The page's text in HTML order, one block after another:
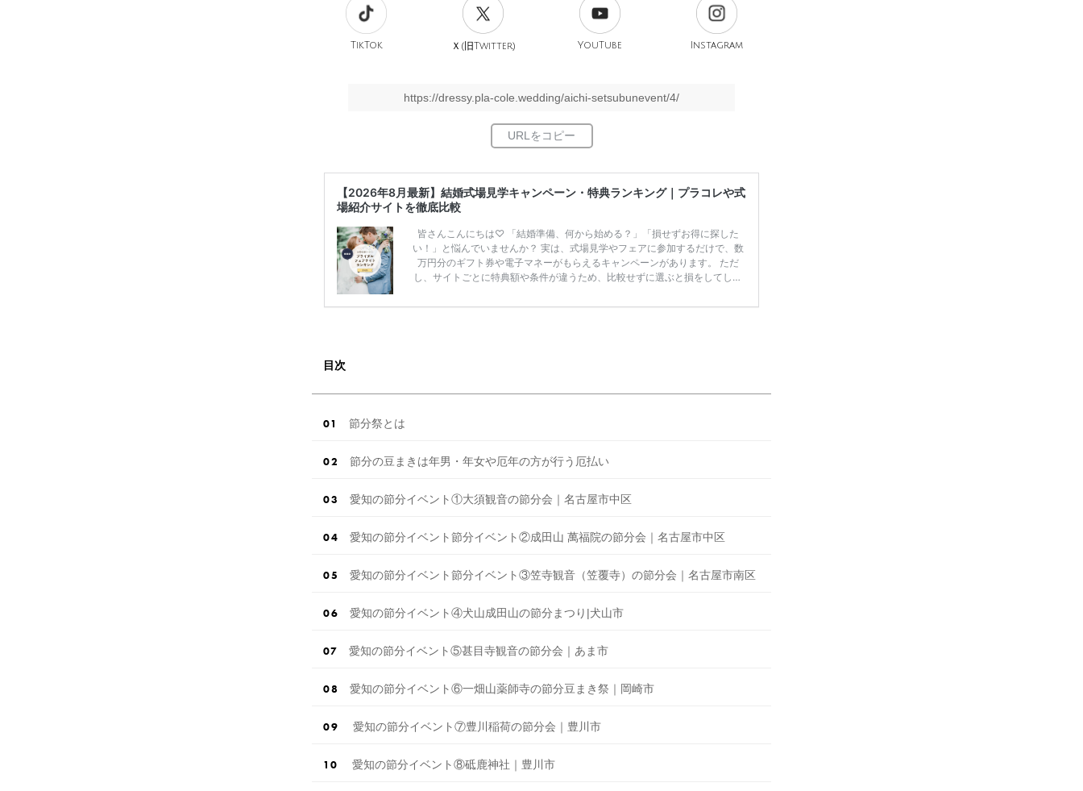
TikTok Ｘ(旧Twitter) YouTube Instagram
https://dressy.pla-cole.wedding/aichi-setsubunevent/4/
【2026年8月最新】結婚式場見学キャンペーン・特典ランキング｜プラコレや式
場紹介サイトを徹底比較
皆さんこんにちは♡ 「結婚準備、何から始める？」「損せずお得に探した
い！」と悩んでいませんか？ 実は、式場見学やフェアに参加するだけで、数
万円分のギフト券や電子マネーがもらえるキャンペーンがあります。 ただ
し、サイトごとに特典額や条件が違うため、比較せずに選ぶと損をしてしま
ンペーン特典ランキングを公開！ 比較サイト：プラコレ、ゼクシィ、ハナユ
目次
節分祭とは
節分の豆まきは年男・年女や厄年の方が行う厄払い
愛知の節分イベント①大須観音の節分会｜名古屋市中区
愛知の節分イベント節分イベント②成田山 萬福院の節分会｜名古屋市中区
愛知の節分イベント節分イベント③笠寺観音（笠覆寺）の節分会｜名古屋市南区
愛知の節分イベント④犬山成田山の節分まつり|犬山市
愛知の節分イベント⑤甚目寺観音の節分会｜あま市
愛知の節分イベント⑥一畑山薬師寺の節分豆まき祭｜岡崎市
愛知の節分イベント⑦豊川稲荷の節分会｜豊川市
愛知の節分イベント⑧砥鹿神社｜豊川市